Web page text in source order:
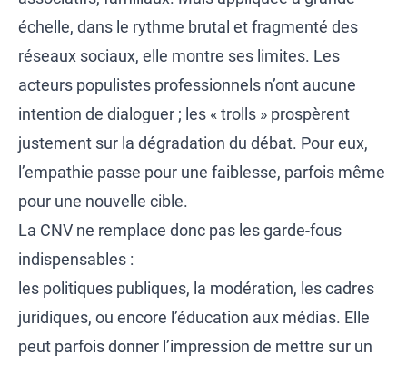
échelle, dans le rythme brutal et fragmenté des
réseaux sociaux, elle montre ses limites. Les
acteurs populistes professionnels n’ont aucune
intention de dialoguer ; les « trolls » prospèrent
justement sur la dégradation du débat. Pour eux,
l’empathie passe pour une faiblesse, parfois même
pour une nouvelle cible.
La CNV ne remplace donc pas les garde-fous
indispensables :
les politiques publiques, la modération, les cadres
juridiques, ou encore l’éducation aux médias. Elle
peut parfois donner l’impression de mettre sur un